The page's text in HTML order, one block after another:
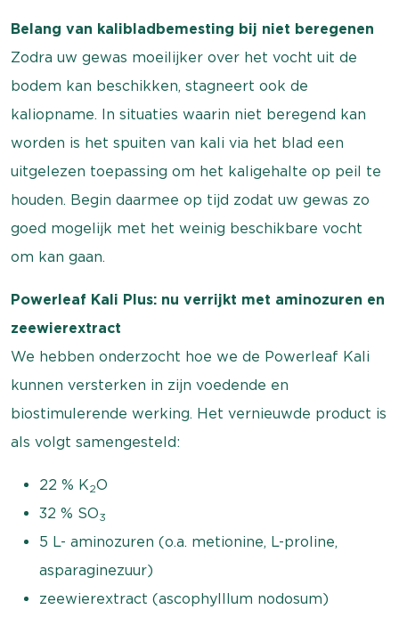
Belang van kalibladbemesting bij niet beregenen
Zodra uw gewas moeilijker over het vocht uit de
bodem kan beschikken, stagneert ook de
kaliopname. In situaties waarin niet beregend kan
worden is het spuiten van kali via het blad een
uitgelezen toepassing om het kaligehalte op peil te
houden. Begin daarmee op tijd zodat uw gewas zo
goed mogelijk met het weinig beschikbare vocht
om kan gaan.
Powerleaf Kali Plus: nu verrijkt met aminozuren en
zeewierextract
We hebben onderzocht hoe we de Powerleaf Kali
kunnen versterken in zijn voedende en
biostimulerende werking. Het vernieuwde product is
als volgt samengesteld:
22 % K2O
32 % SO3
5 L- aminozuren (o.a. metionine, L-proline,
asparaginezuur)
zeewierextract (ascophylllum nodosum)